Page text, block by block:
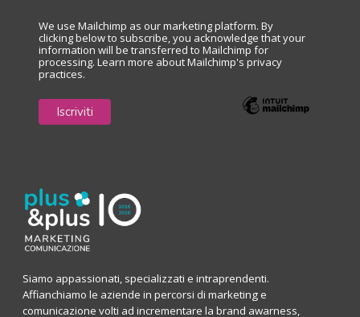
We use Mailchimp as our marketing platform. By
clicking below to subscribe, you acknowledge that your
information will be transferred to Mailchimp for
processing. Learn more about Mailchimp's privacy
practices.
Siamo appassionati, specializzati e intraprendenti.
Affianchiamo le aziende in percorsi di marketing e
comunicazione volti ad incrementare la brand awarness,